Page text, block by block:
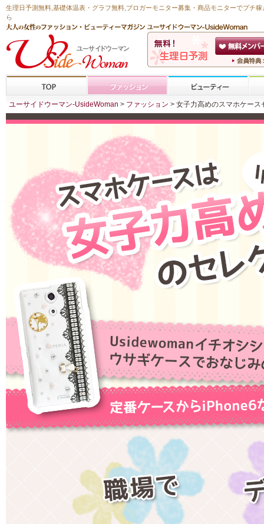
生理日予測無料 基礎体温表・グラフ無料 ,ブロガーモニター募集・商品モニターでプチ稼
ら
ユーサイドウーマン-UsideWoman > ファッション > 女子力高めのスマホケー